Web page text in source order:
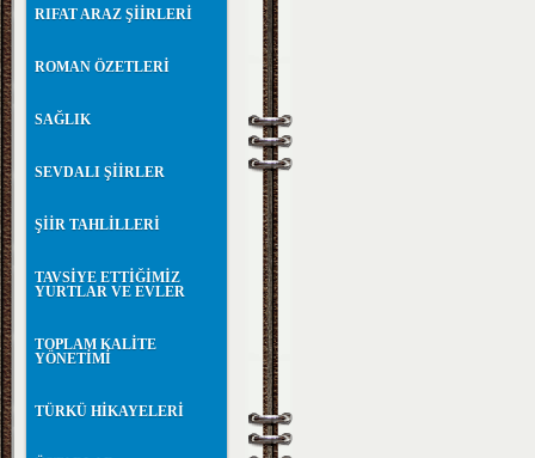
RIFAT ARAZ ŞİİRLERİ
ROMAN ÖZETLERİ
SAĞLIK
SEVDALI ŞİİRLER
ŞİİR TAHLİLLERİ
TAVSİYE ETTİĞİMİZ
YURTLAR VE EVLER
TOPLAM KALİTE
YÖNETİMİ
TÜRKÜ HİKAYELERİ